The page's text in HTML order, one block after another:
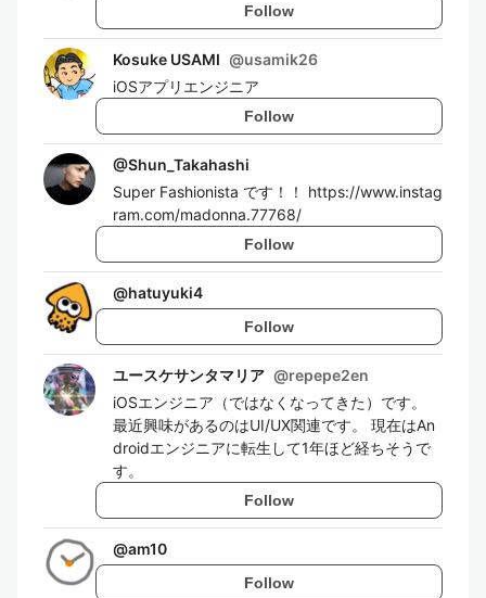
Follow
Kosuke USAMI @usamik26
iOSアプリエンジニア
Follow
@Shun_Takahashi
Super Fashionista です！！ https://www.instag
ram.com/madonna.77768/
Follow
@hatuyuki4
Follow
ユースケサンタマリア @repepe2en
iOSエンジニア（ではなくなってきた）です。
最近興味があるのはUI/UX関連です。 現在はAn
droidエンジニアに転生して1年ほど経ちそうで
す。
Follow
@am10
Follow